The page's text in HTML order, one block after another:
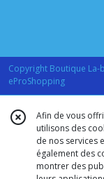
Copyright Boutique La-
eProShopping
Afin de vous
utilisons des
de nos services
également des
montrer des